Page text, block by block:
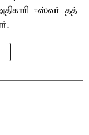
ஈஸ்வர் தத்